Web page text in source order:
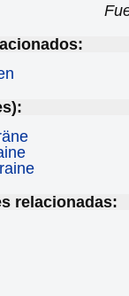
relacionadas: